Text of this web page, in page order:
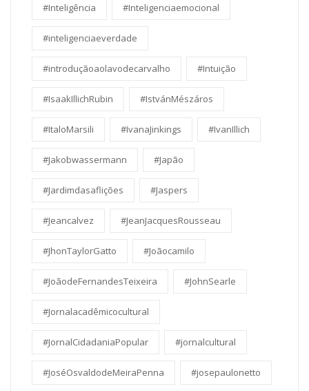
#Inteligência #Inteligenciaemocional
#inteligenciaeverdade
#introduçãoaolavodecarvalho #Intuição
#IsaakIllichRubin #IstvánMészáros
#ItaloMarsili #IvanaJinkings #IvanIllich
#Jakobwassermann #Japão
#Jardimdasaflições #Jaspers
#Jeancalvez #JeanJacquesRousseau
#JhonTaylorGatto #Joãocamilo
#JoãodeFernandesTeixeira #JohnSearle
#Jornalacadêmicocultural
#JornalCidadaniaPopular #jornalcultural
#JoséOsvaldodeMeiraPenna #josepaulonetto